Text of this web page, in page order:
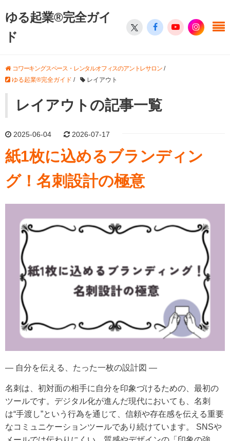
ゆる起業®完全ガイ
ド
コワーキングスペース・レンタルオフィスのアントレサロン/
ゆる起業®完全ガイド / レイアウト
レイアウトの記事一覧
2025-06-04 2026-07-17
紙1枚に込めるブランディン
グ！名刺設計の極意
― 自分を伝える、たった一枚の設計図 ―
名刺は、初対面の相手に自分を印象づけるための、最初の
ツールです。デジタル化が進んだ現代においても、名刺
は“手渡し”という行為を通じて、信頼や存在感を伝える重要
なコミュニケーションツールであり続けています。 SNSや